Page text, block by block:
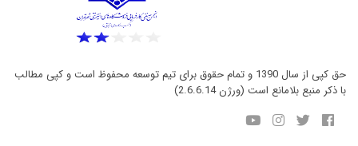
حق کپی از سال 1390 و تمام حقوق برای تیم توسعه محفوظ است و کپی مطالب
با ذکر منبع بلامانع است (ورژن 2.6.6.14)